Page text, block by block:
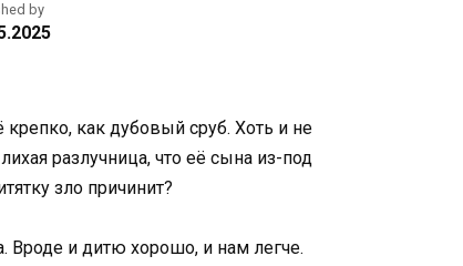
by
как дубовый сруб. Хоть и не
разлучница, что её сына из-под
зло причинит?
и дитю хорошо, и нам легче.